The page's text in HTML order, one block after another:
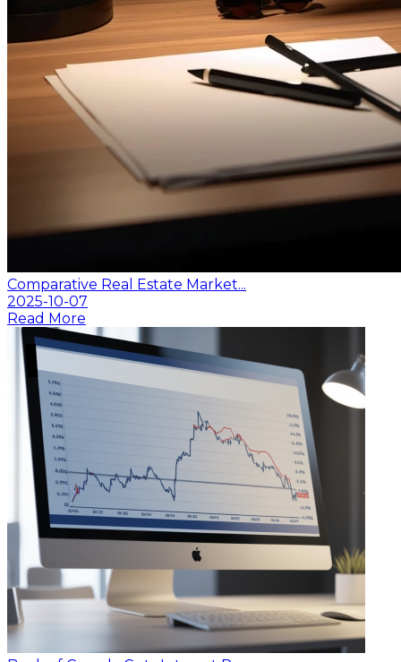
Comparative Real Estate Market...
2025-10-07
Read More